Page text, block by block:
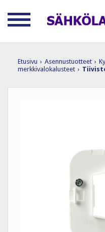
Etusivu › Asennustuotteet ›
merkkivalokalusteet ›